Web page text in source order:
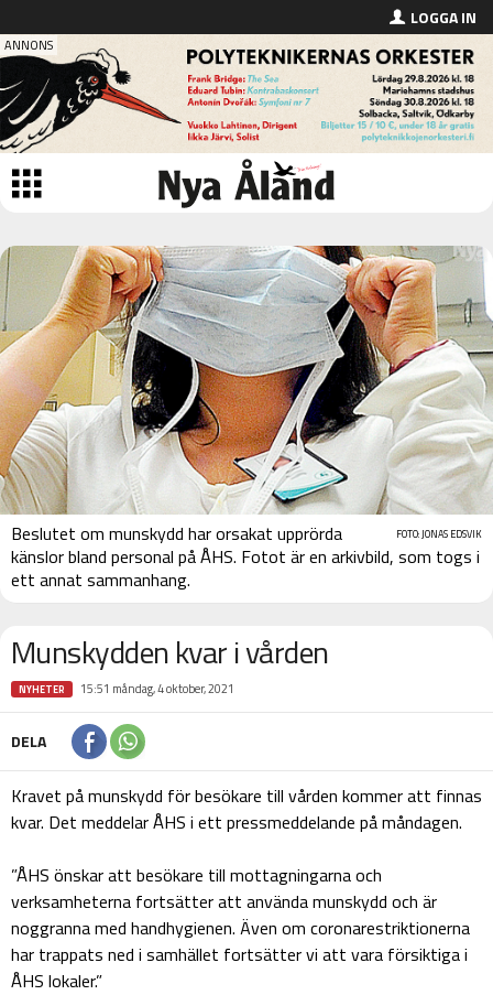
LOGGA IN
FOTO: JONAS EDSVIK
Beslutet om munskydd har orsakat upprörda
känslor bland personal på ÅHS. Fotot är en arkivbild, som togs i
ett annat sammanhang.
Munskydden kvar i vården
NYHETER 15:51 måndag, 4 oktober, 2021
DELA
Kravet på munskydd för besökare till vården kommer att finnas
kvar. Det meddelar ÅHS i ett pressmeddelande på måndagen.
”ÅHS önskar att besökare till mottagningarna och
verksamheterna fortsätter att använda munskydd och är
noggranna med handhygienen. Även om coronarestriktionerna
har trappats ned i samhället fortsätter vi att vara försiktiga i
ÅHS lokaler.”